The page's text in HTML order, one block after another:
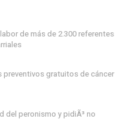
de más de 2.300 referentes
preventivos gratuitos de cáncer
del peronismo y pidiÃ³ no